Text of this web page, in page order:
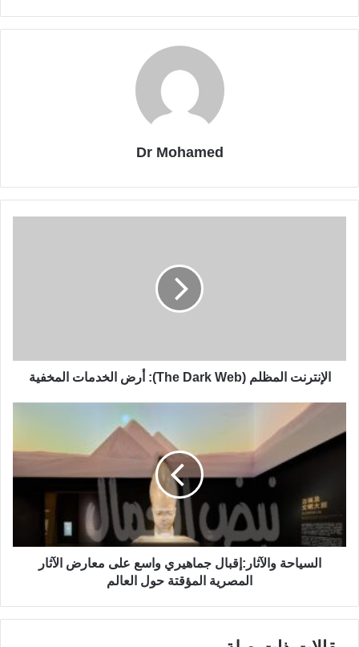
Dr Mohamed
الإنترنت المظلم (The Dark Web): أرض الخدمات المخفية
السياحة والآثار:إقبال جماهيري واسع على معارض الآثار
المصرية المؤقتة حول العالم